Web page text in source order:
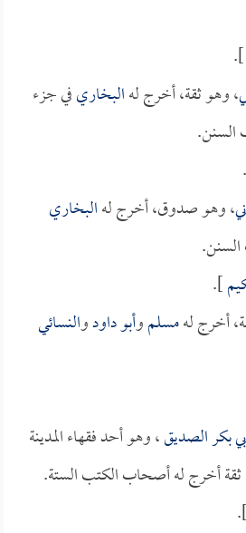
].
، وهو ثقة، أخرج لهالبخاريفي جزء
، وهو صدوق، أخرج لهالبخاري
].
أخرج لهمسلموأبو داودوالنسائي
بكر الصديق، وهو أحد فقهاء المدينة
ثقة أخرج له أصحاب الكتب الستة.
].